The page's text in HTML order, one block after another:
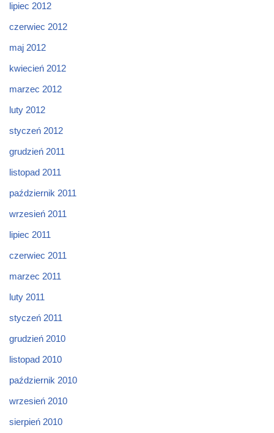
lipiec 2012
czerwiec 2012
maj 2012
kwiecień 2012
marzec 2012
luty 2012
styczeń 2012
grudzień 2011
listopad 2011
październik 2011
wrzesień 2011
lipiec 2011
czerwiec 2011
marzec 2011
luty 2011
styczeń 2011
grudzień 2010
listopad 2010
październik 2010
wrzesień 2010
sierpień 2010